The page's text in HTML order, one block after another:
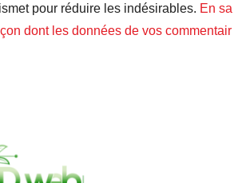
pour réduire les indésirables. En sa
dont les données de vos commentair